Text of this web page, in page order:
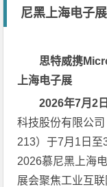
尼黑上海电子展
思特威携
上海电子展
2026年7月2
科技股份有限公
213）于7月1日至
2026慕尼黑上海
展会聚焦工业互